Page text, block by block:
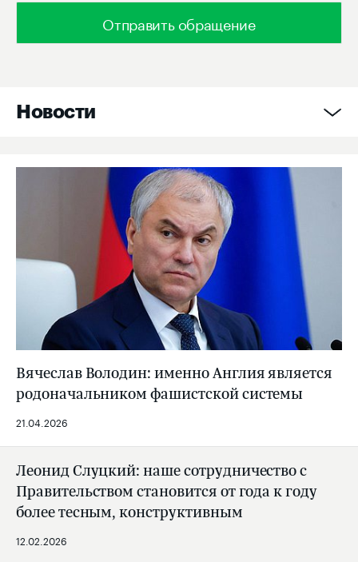
Отправить обращение
Новости
21.04.2026
Вячеслав Володин: именно Англия является
родоначальником фашистской системы
12.02.2026
Леонид Слуцкий: наше сотрудничество с
Правительством становится от года к году
более тесным, конструктивным